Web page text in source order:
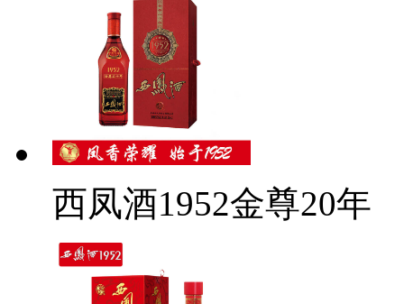
西凤酒1952金尊20年